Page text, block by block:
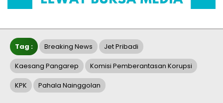
Tag : Breaking News Jet Pribadi
Kaesang Pangarep Komisi Pemberantasan Korupsi
KPK Pahala Nainggolan